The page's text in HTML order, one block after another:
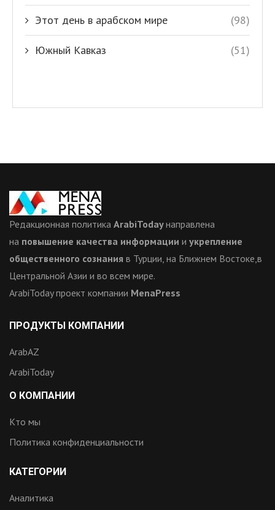
Этот день в арабском мире (98)
Южный Кавказ (51)
Редакционная политика ArabiTodayнаправлена
на повышение качества информации и укрепление
общественного сознания в Турции, на Ближнем Востоке,в
Центральной Азии и во всем мире.
ArabiToday проект компании MenaPress
ПРОДУКТЫ КОМПАНИИ
ArabAZ
ArabiToday
О КОМПАНИИ
Кто мы
Политика конфиденциальности
КАТЕГОРИИ
Аналитика